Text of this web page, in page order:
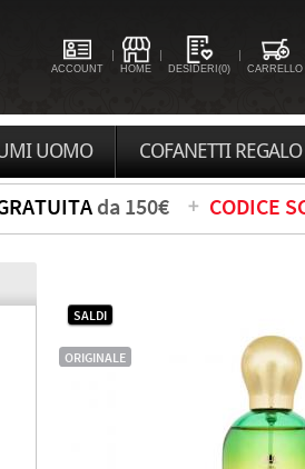
ACCOUNT HOME DESIDERI(0) CARRELLO
UOMO COFANETTI REGALO
da 150€ CODICE
SALDI
ORIGINALE